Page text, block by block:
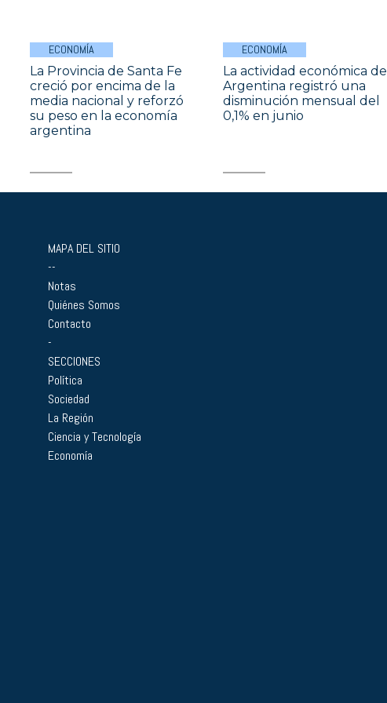
ECONOMÍA
La Provincia de Santa Fe
creció por encima de la
media nacional y reforzó
su peso en la economía
argentina
ECONOMÍA
La actividad económica de
Argentina registró una
disminución mensual del
0,1% en junio
MAPA DEL SITIO
--
Notas
Quiénes Somos
Contacto
-
SECCIONES
Política
Sociedad
La Región
Ciencia y Tecnología
Economía